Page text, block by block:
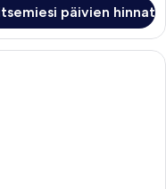
päivien hinnat